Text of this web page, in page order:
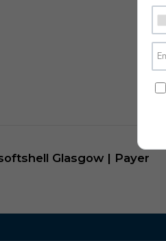
Glasgow | Payer